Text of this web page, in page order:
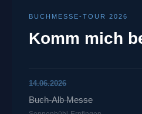
BUCHMESSE-TOUR 2026
Komm mich
14.06.2026
Buch-Alb Messe